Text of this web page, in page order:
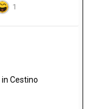
1
in Cestino